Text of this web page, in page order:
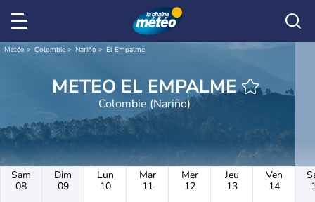
Météo Colombie Nariño El Empalme
METEO EL EMPALME
Colombie (Nariño)
Sam
08
Dim
09
Lun
10
Mar
11
Mer
12
Jeu
13
Ven
14